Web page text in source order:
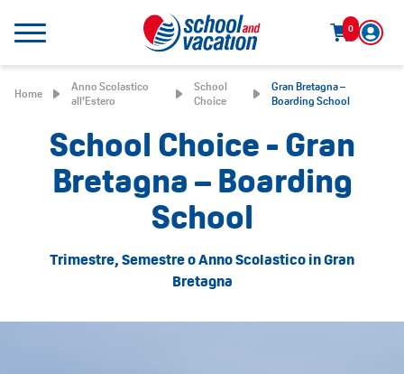
0
Home
Anno Scolastico
all’Estero
School
Choice
Gran Bretagna –
Boarding School
School Choice - Gran
Bretagna – Boarding
School
Trimestre, Semestre o Anno Scolastico in Gran
Bretagna